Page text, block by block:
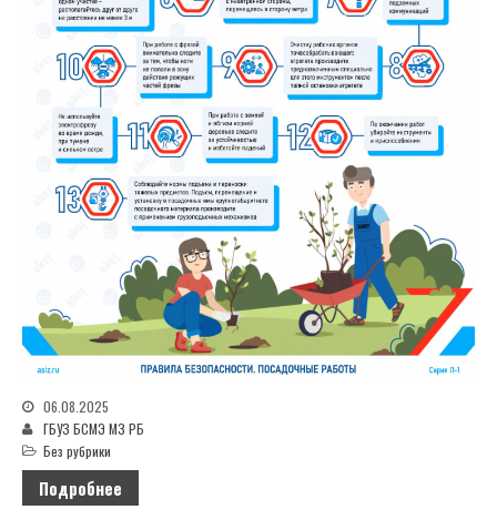
06.08.2025
ГБУЗ БСМЭ МЗ РБ
Без рубрики
Подробнее